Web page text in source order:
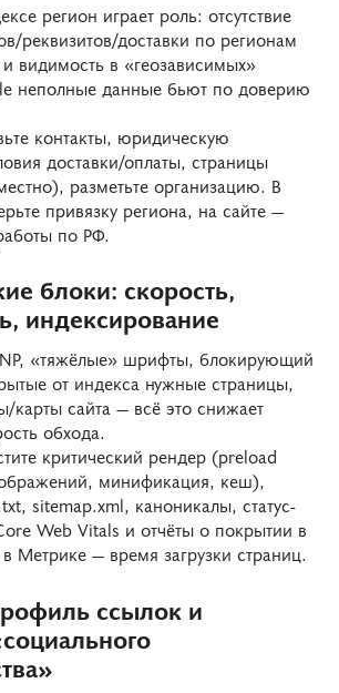
регион играет роль: отсутствие
реквизитов/доставки по регионам
видимость в «геозависимых»
неполные данные бьют по доверию
контакты, юридическую
доставки/оплаты, страницы
разметьте организацию. В
привязку региона, на сайте —
по РФ.
блоки: скорость,
индексирование
«тяжёлые» шрифты, блокирующий
от индекса нужные страницы,
карты сайта — всё это снижает
обхода.
критический рендер (preload
минификация, кеш),
, sitemap.xml, каноникалы, статус-
Web Vitals и отчёты о покрытии в
Метрике — время загрузки страниц.
ссылок и